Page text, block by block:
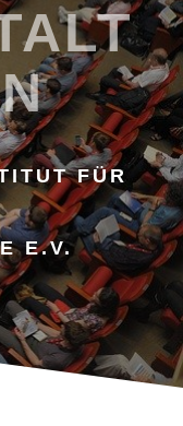
FÜR
E.V.